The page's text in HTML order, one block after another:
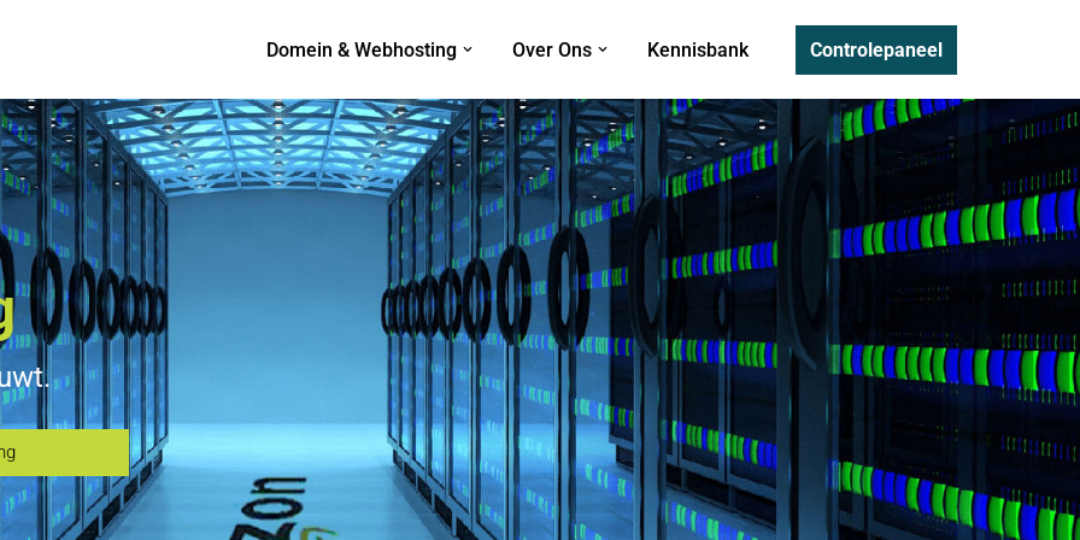
Domein & Webhosting Over Ons Kennisbank Controlepaneel